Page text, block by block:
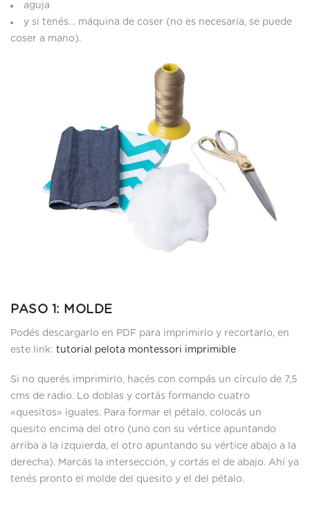
aguja
y si tenés… máquina de coser (no es necesaria, se puede
coser a mano).
PASO 1: MOLDE
Podés descargarlo en PDF para imprimirlo y recortarlo, en
este link: tutorial pelota montessori imprimible
Si no querés imprimirlo, hacés con compás un círculo de 7,5
cms de radio. Lo doblas y cortás formando cuatro
«quesitos» iguales. Para formar el pétalo, colocás un
quesito encima del otro (uno con su vértice apuntando
arriba a la izquierda, el otro apuntando su vértice abajo a la
derecha). Marcás la intersección, y cortás el de abajo. Ahí ya
tenés pronto el molde del quesito y el del pétalo.